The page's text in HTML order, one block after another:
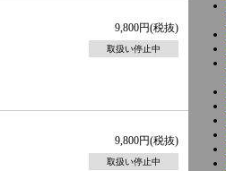
9,800円(税抜)
取扱い停止中
9,800円(税抜)
取扱い停止中